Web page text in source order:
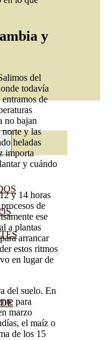
y
del
todavía
de
no bajan
norte y las
heladas
importa
y cuándo
y 14 horas
de
ese
a plantas
arrancar
estos ritmos
en lugar de
del suelo. En
para
marzo
el maíz o
de los 15